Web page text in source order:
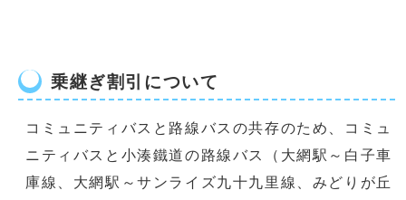
乗継ぎ割引について
コミュニティバスと路線バスの共存のため、コミュ
ニティバスと小湊鐵道の路線バス（大網駅～白子車
庫線、大網駅～サンライズ九十九里線、みどりが丘